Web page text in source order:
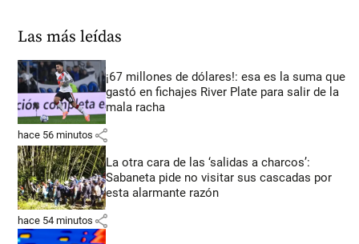
Las más leídas
¡67 millones de dólares!: esa es la suma que
gastó en fichajes River Plate para salir de la
mala racha
hace 56 minutos share
La otra cara de las ‘salidas a charcos’:
Sabaneta pide no visitar sus cascadas por
esta alarmante razón
hace 54 minutos share